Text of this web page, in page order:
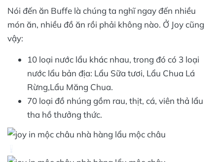
Nói đến ăn Buffe là chúng ta nghĩ ngay đến nhiều
món ăn, nhiều đồ ăn rồi phải không nào. Ở Joy cũng
vậy:
10 loại nước lẩu khác nhau, trong đó có 3 loại
nước lẩu bản địa: Lẩu Sữa tươi, Lẩu Chua Lá
Rừng,Lẩu Măng Chua.
70 loại đồ nhúng gồm rau, thịt, cá, viên thả lẩu
tha hồ thưởng thức.